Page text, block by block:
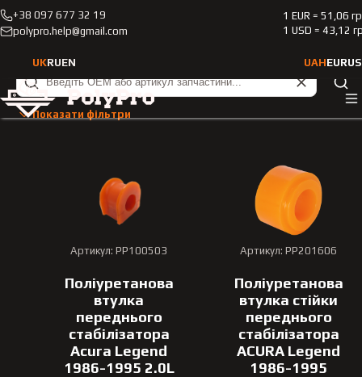
+38 097 677 32 19
polypro.help@gmail.com
1 EUR = 51,06
1 USD = 43,12
UKRUEN UAHEUR
Каталог Легкові автомобілі
Legend
1986-1995
Легкові автомобілі Acura
Тип транспортного засобу
Марка автомобіля
1986-1995
Показати фільтри
Артикул: PP100503
Поліуретанова
втулка
переднього
стабілізатора
Acura Legend
1986-1995 2.0L
Артикул: PP201606
Поліуретанова
втулка стійки
переднього
стабілізатора
ACURA Legend
1986-1995